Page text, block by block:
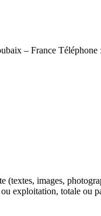
– France
(textes, images,
exploitation, totale ou